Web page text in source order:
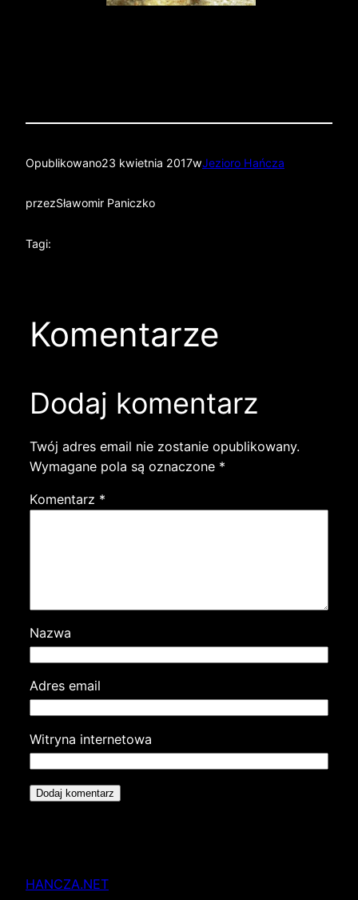
Opublikowano23 kwietnia 2017wJezioro Hańcza
przezSławomir Paniczko
Tagi:
Komentarze
Dodaj komentarz
Twój adres email nie zostanie opublikowany.
Wymagane pola są oznaczone *
Komentarz *
Nazwa
Adres email
Witryna internetowa
HANCZA.NET